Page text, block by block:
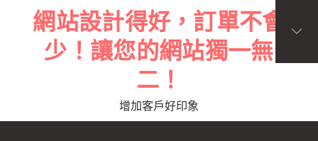
Skip
to
content
網站設計得好，訂單不會
少！讓您的網站獨一無
二！
增加客戶好印象